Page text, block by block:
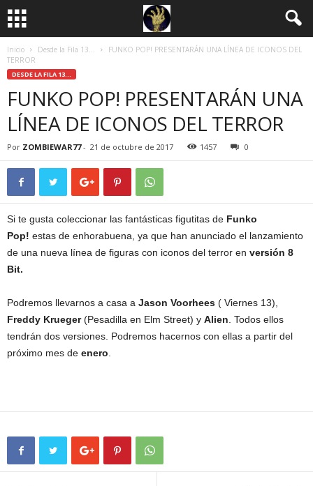
Inicio Desde la Fila 13...
FUNKO POP! PRESENTARÁN UNA LÍNEA DE ICONOS DEL
TERROR
DESDE LA FILA 13...
FUNKO POP! PRESENTARÁN UNA
LÍNEA DE ICONOS DEL TERROR
Por ZOMBIEWAR77- 21 de octubre de 2017 1457 0
Si te gusta coleccionar las fantásticas figutitas de Funko
Pop! estas de enhorabuena, ya que han anunciado el lanzamiento
de una nueva línea de figuras con iconos del terror en versión 8
Bit.
Podremos llevarnos a casa a Jason Voorhees ( Viernes 13),
Freddy Krueger(Pesadilla en Elm Street) y Alien . Todos ellos
tendrán dos versiones. Podremos hacernos con ellas a partir del
próximo mes de enero